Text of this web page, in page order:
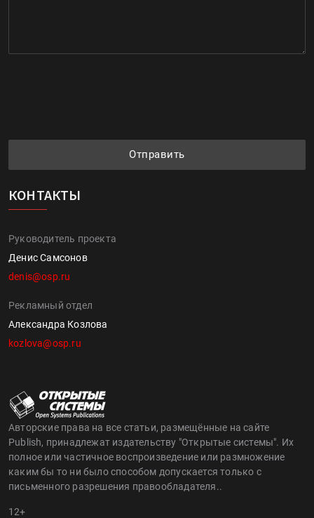
Отправить
КОНТАКТЫ
Руководитель проекта
Денис Самсонов
denis@osp.ru
Рекламный отдел
Александра Козлова
kozlova@osp.ru
Авторские права на все статьи, размещённые на сайте
Publish, принадлежат издательству "Открытые системы". Их
полное или частичное воспроизведение или размножение
каким бы то ни было способом допускается только с
письменного разрешения правообладателя..
12+